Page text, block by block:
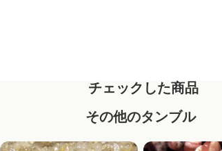
チェックした商品
その他のタンブル